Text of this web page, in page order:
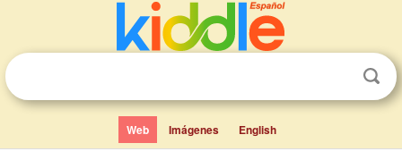
Web Imágenes English